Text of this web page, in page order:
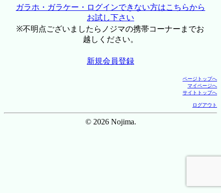
ガラホ・ガラケー・ログインできない方はこちらから
お試し下さい
※不明点ございましたらノジマの携帯コーナーまでお
越しください。
新規会員登録
ページトップへ
マイページへ
サイトトップへ
ログアウト
© 2026 Nojima.